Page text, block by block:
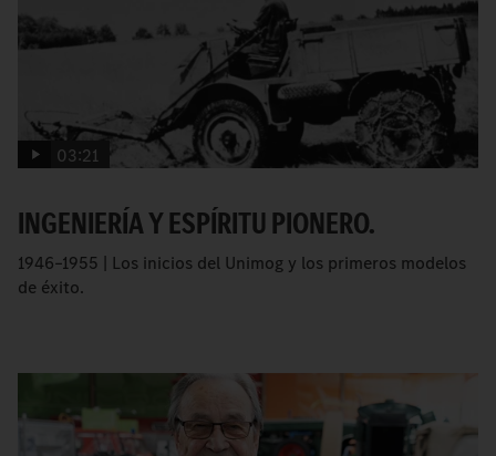
03:21
INGENIERÍA Y ESPÍRITU PIONERO.
1946–1955 | Los inicios del Unimog y los primeros modelos
de éxito.